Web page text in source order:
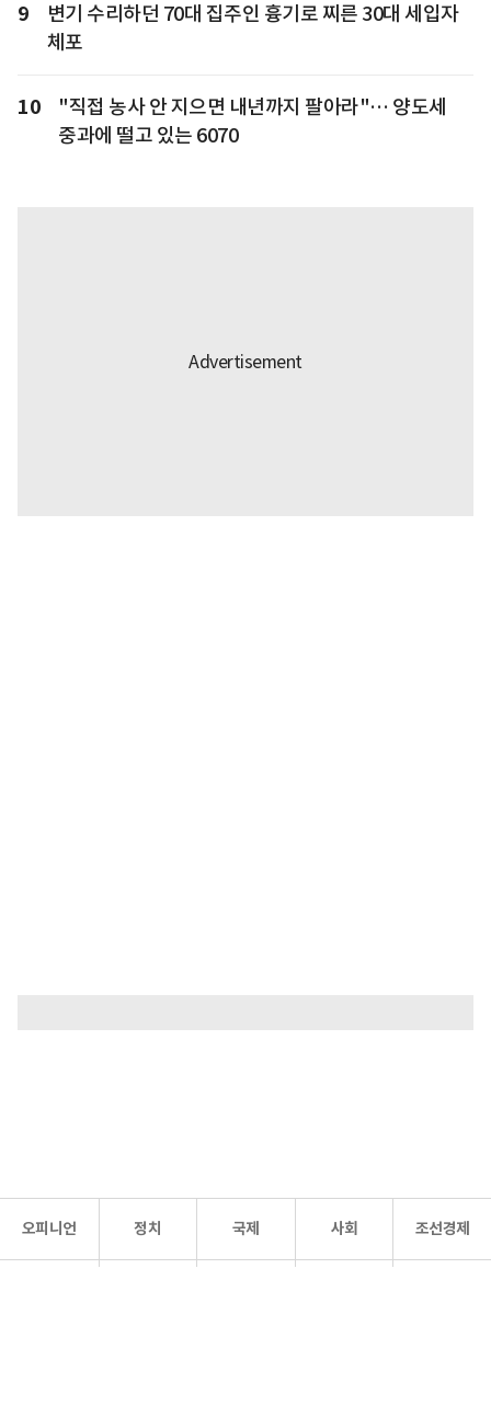
9
변기 수리하던 70대 집주인 흉기로 찌른 30대 세입자
체포
10
"직접 농사 안 지으면 내년까지 팔아라"… 양도세
중과에 떨고 있는 6070
오피니언 정치 국제 사회 조선경제